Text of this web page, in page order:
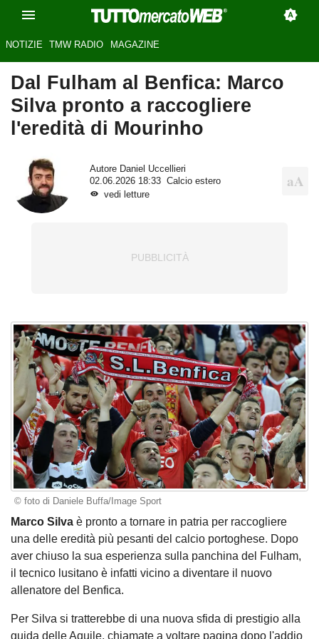
NOTIZIE TMW RADIO MAGAZINE
Dal Fulham al Benfica: Marco
Silva pronto a raccogliere
l'eredità di Mourinho
Autore Daniel Uccellieri
02.06.2026 18:33
Calcio estero
vedi letture
© foto di Daniele Buffa/Image Sport
Marco Silva è pronto a tornare in patria per raccogliere
una delle eredità più pesanti del calcio portoghese. Dopo
aver chiuso la sua esperienza sulla panchina del Fulham,
il tecnico lusitano è infatti vicino a diventare il nuovo
allenatore del Benfica.
Per Silva si tratterebbe di una nuova sfida di prestigio alla
guida delle Aquile, chiamate a voltare pagina dopo l'addio